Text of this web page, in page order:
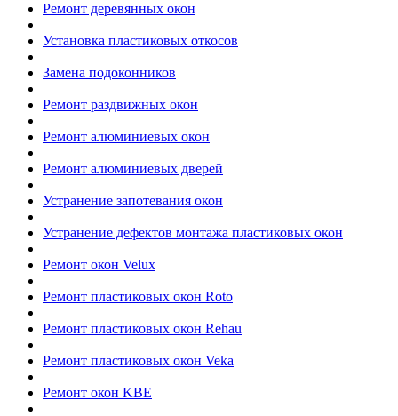
Ремонт деревянных окон
Установка пластиковых откосов
Замена подоконников
Ремонт раздвижных окон
Ремонт алюминиевых окон
Ремонт алюминиевых дверей
Устранение запотевания окон
Устранение дефектов монтажа пластиковых окон
Ремонт окон Velux
Ремонт пластиковых окон Roto
Ремонт пластиковых окон Rehau
Ремонт пластиковых окон Veka
Ремонт окон KBE